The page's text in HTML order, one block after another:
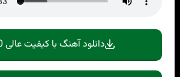
دانلود آهنگ با کیفیت عالی 320